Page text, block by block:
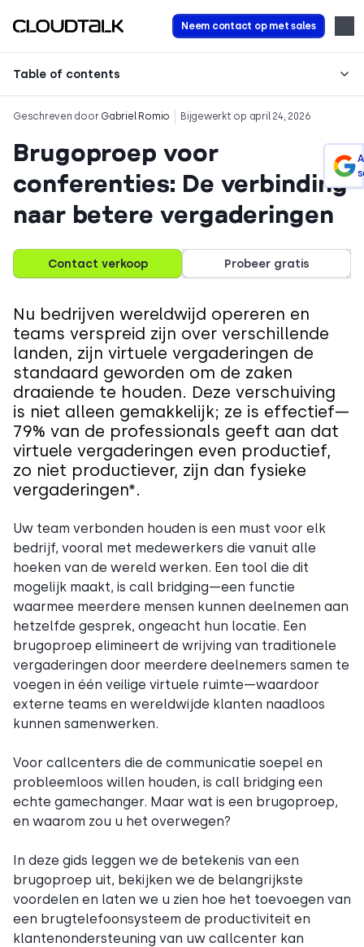
Neem contact op met sales
Table of contents
Geschreven door Gabriel Romio Bijgewerkt op april 24, 2026
Brugoproep voor
conferenties: De verbinding
naar betere vergaderingen
Contact verkoop Probeer gratis
Nu bedrijven wereldwijd opereren en
teams verspreid zijn over verschillende
landen, zijn virtuele vergaderingen de
standaard geworden om de zaken
draaiende te houden. Deze verschuiving
is niet alleen gemakkelijk; ze is effectief—
79% van de professionals geeft aan dat
virtuele vergaderingen even productief,
zo niet productiever, zijn dan fysieke
vergaderingen*.
Uw team verbonden houden is een must voor elk
bedrijf, vooral met medewerkers die vanuit alle
hoeken van de wereld werken. Een tool die dit
mogelijk maakt, is call bridging—een functie
waarmee meerdere mensen kunnen deelnemen aan
hetzelfde gesprek, ongeacht hun locatie. Een
brugoproep elimineert de wrijving van traditionele
vergaderingen door meerdere deelnemers samen te
voegen in één veilige virtuele ruimte—waardoor
externe teams en wereldwijde klanten naadloos
kunnen samenwerken.
Voor callcenters die de communicatie soepel en
probleemloos willen houden, is call bridging een
echte gamechanger. Maar wat is een brugoproep,
en waarom zou u het overwegen?
In deze gids leggen we de betekenis van een
brugoproep uit, bekijken we de belangrijkste
voordelen en laten we u zien hoe het toevoegen van
een brugtelefoonsysteem de productiviteit en
klantenondersteuning van uw callcenter kan